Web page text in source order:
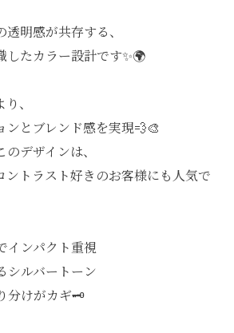
明感が共存する、
したカラー設計です✨🌍
、
ンとブレンド感を実現💨🎨
デザインは、
ントラスト好きのお客様にも人気で
インパクト重視
シルバートーン
分けがカギ🗝️